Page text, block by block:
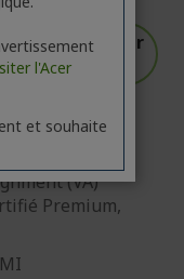
appliqué sur
x 1080) 240 Hz,
(VA)
Premium,
l'Acer
et souhaite